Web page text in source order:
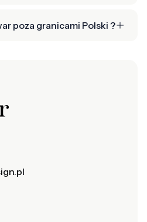
poza granicami Polski ?